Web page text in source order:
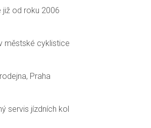
již od roku 2006
městské cyklistice
Praha
servis jízdních kol